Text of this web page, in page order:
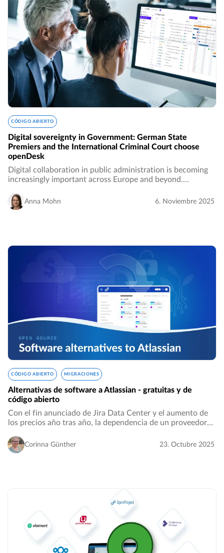
CÓDIGO ABIERTO
Digital sovereignty in Government: German State
Premiers and the International Criminal Court choose
openDesk
Digital collaboration in public administration is becoming
increasingly important across Europe and beyond.
sovereignty are now central to how…
Anna Mohn 6. Noviembre 2025
CÓDIGO ABIERTO MIGRACIONES
Alternativas de software a Atlassian - gratuitas y de
código abierto
Con el fin anunciado de Jira Data Center y el aumento de
los precios año tras año, la dependencia de un proveedor
en una realidad. Muchas organizaciones…
Corinna Günther 23. Octubre 2025